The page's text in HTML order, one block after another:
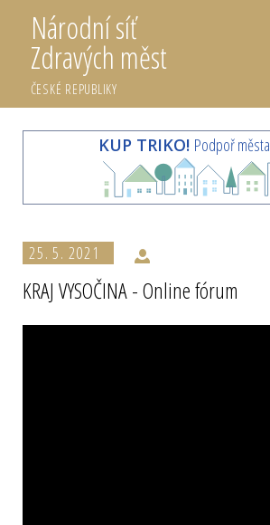
Národní síť
Zdravých měst
ČESKÉ REPUBLIKY
KUP TRIKO! Podpoř
25. 5. 2021
KRAJ VYSOČINA - Online fórum